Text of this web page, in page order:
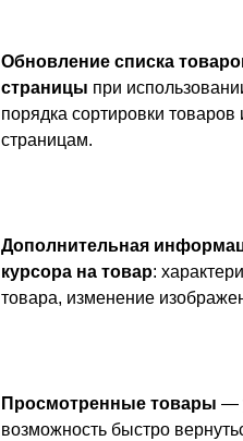
Обновление списка
страницы при
порядка сортировки
страницам.
Дополнительная
курсора на товар:
товара, изменение
Просмотренные товары —
возможность быстро